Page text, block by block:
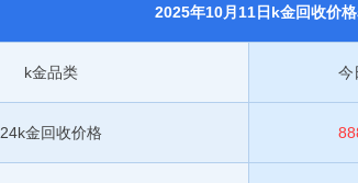
2025年10月11日k金回收价
k金品类 今
24k金回收价格